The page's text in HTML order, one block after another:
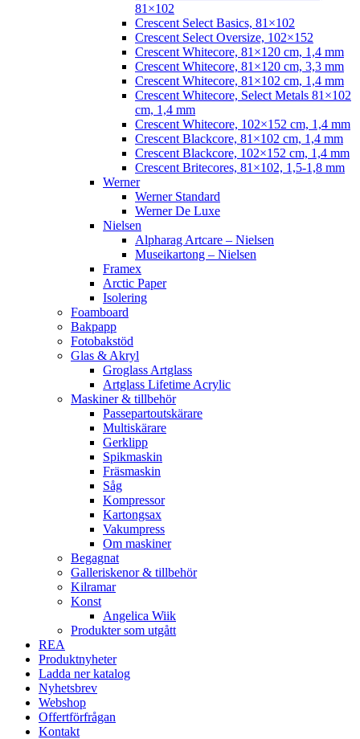
81×102
Crescent Select Basics, 81×102
Crescent Select Oversize, 102×152
Crescent Whitecore, 81×120 cm, 1,4 mm
Crescent Whitecore, 81×120 cm, 3,3 mm
Crescent Whitecore, 81×102 cm, 1,4 mm
Crescent Whitecore, Select Metals 81×102
cm, 1,4 mm
Crescent Whitecore, 102×152 cm, 1,4 mm
Crescent Blackcore, 81×102 cm, 1,4 mm
Crescent Blackcore, 102×152 cm, 1,4 mm
Crescent Britecores, 81×102, 1,5-1,8 mm
Werner
Werner Standard
Werner De Luxe
Nielsen
Alpharag Artcare – Nielsen
Museikartong – Nielsen
Framex
Arctic Paper
Isolering
Foamboard
Bakpapp
Fotobakstöd
Glas & Akryl
Groglass Artglass
Artglass Lifetime Acrylic
Maskiner & tillbehör
Passepartoutskärare
Multiskärare
Gerklipp
Spikmaskin
Fräsmaskin
Såg
Kompressor
Kartongsax
Vakumpress
Om maskiner
Begagnat
Galleriskenor & tillbehör
Kilramar
Konst
Angelica Wiik
Produkter som utgått
REA
Produktnyheter
Ladda ner katalog
Nyhetsbrev
Webshop
Offertförfrågan
Kontakt